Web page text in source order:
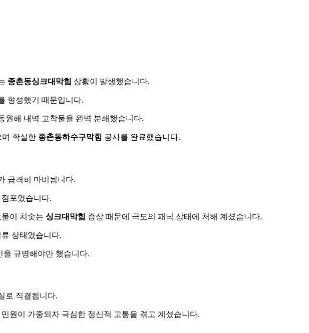
종촌동싱크대막힘 상황이 발생했습니다.
형성했기 때문입니다.
원해 내벽 고착물을 완벽 분쇄했습니다.
며 확실한 종촌동하수구막힘 공사를 완료했습니다.
급격히 마비됩니다.
포였습니다.
이 치솟는 싱크대막힘 증상 때문에 극도의 패닉 상태에 처해 계셨습니다.
상태였습니다.
을 규명해야만 했습니다.
로 직결됩니다.
원이 가중되자 극심한 정신적 고통을 겪고 계셨습니다.